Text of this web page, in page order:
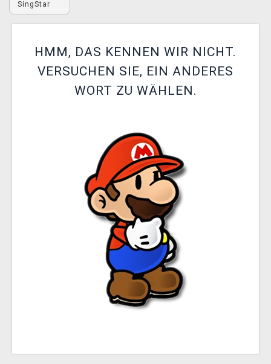
XZONE CLUB
SingStar
HMM, DAS KENNEN WIR NICHT.
VERSUCHEN SIE, EIN ANDERES
WORT ZU WÄHLEN.